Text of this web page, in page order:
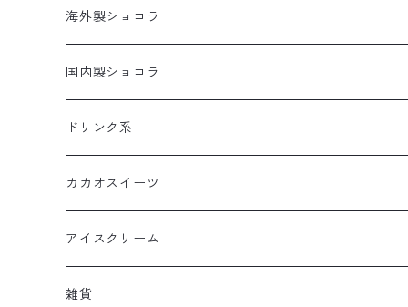
発酵カカオ豆
カカオだま
海外製ショコラ
板チョコレート
ボンボンショコラ
国内製ショコラ
板チョコレート
ボンボンショコラ
ドリンク系
カカオドリンク
ティー
カカオスイーツ
アイスクリーム
雑貨